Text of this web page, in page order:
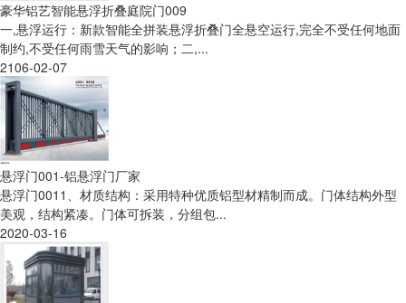
豪华铝艺智能悬浮折叠庭院门009
一,悬浮运行：新款智能全拼装悬浮折叠门全悬空运行,完全不受任何地面
制约,不受任何雨雪天气的影响；二,...
2106-02-07
悬浮门001-铝悬浮门厂家
悬浮门0011、材质结构：采用特种优质铝型材精制而成。门体结构外型
美观，结构紧凑。门体可拆装，分组包...
2020-03-16